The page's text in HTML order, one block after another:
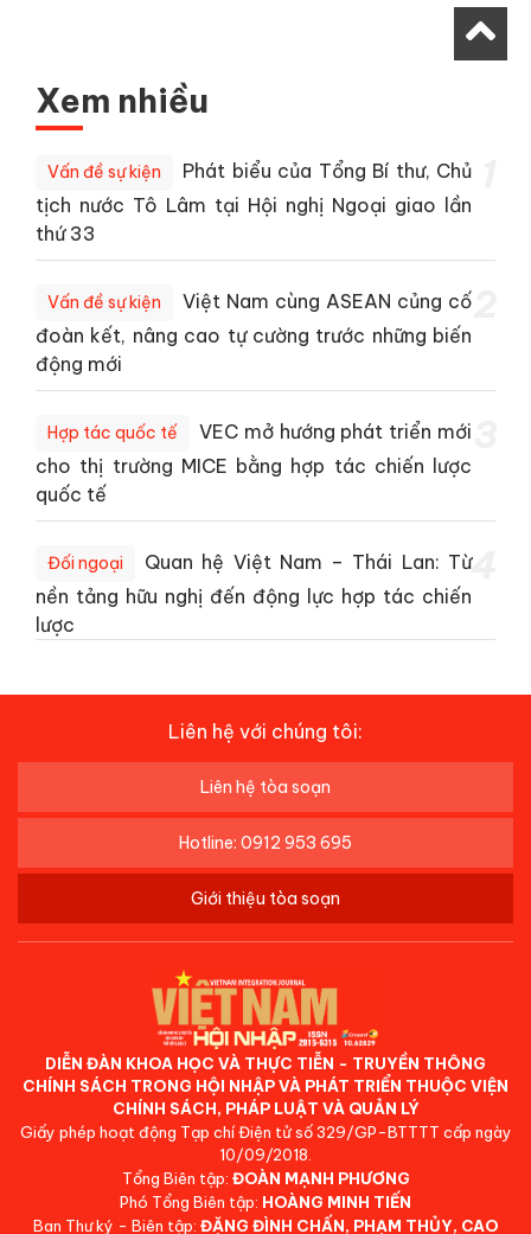
Xem nhiều
Vấn đề sự kiện
Phát biểu của Tổng Bí thư, Chủ
tịch nước Tô Lâm tại Hội nghị Ngoại giao lần
thứ 33
Vấn đề sự kiện
Việt Nam cùng ASEAN củng cố
đoàn kết, nâng cao tự cường trước những biến
động mới
Hợp tác quốc tế
VEC mở hướng phát triển mới
cho thị trường MICE bằng hợp tác chiến lược
quốc tế
Đối ngoại
Quan hệ Việt Nam – Thái Lan: Từ
nền tảng hữu nghị đến động lực hợp tác chiến
lược
4
Liên hệ với chúng tôi:
Liên hệ tòa soạn
Hotline: 0912 953 695
Giới thiệu tòa soạn
DIỄN ĐÀN KHOA HỌC VÀ THỰC TIỄN - TRUYỀN THÔNG
CHÍNH SÁCH TRONG HỘI NHẬP VÀ PHÁT TRIỂN THUỘC VIỆN
CHÍNH SÁCH, PHÁP LUẬT VÀ QUẢN LÝ
Giấy phép hoạt động Tạp chí Điện tử số 329/GP-BTTTT cấp ngày
10/09/2018.
Tổng Biên tập: ĐOÀN MẠNH PHƯƠNG
Phó Tổng Biên tập: HOÀNG MINH TIẾN
Ban Thư ký - Biên tập: ĐẶNG ĐÌNH CHẤN, PHẠM THỦY, CAO